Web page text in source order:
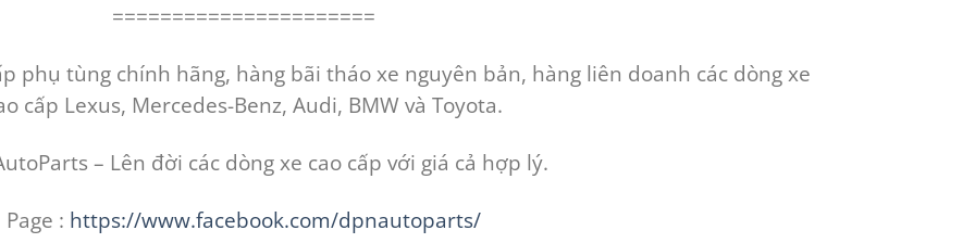
======================
phụ tùng chính hãng, hàng bãi tháo xe nguyên bản, hàng liên doanh các dòng xe
cấp Lexus, Mercedes-Benz, Audi, BMW và Toyota.
– Lên đời các dòng xe cao cấp với giá cả hợp lý.
Page : https://www.facebook.com/dpnautoparts/